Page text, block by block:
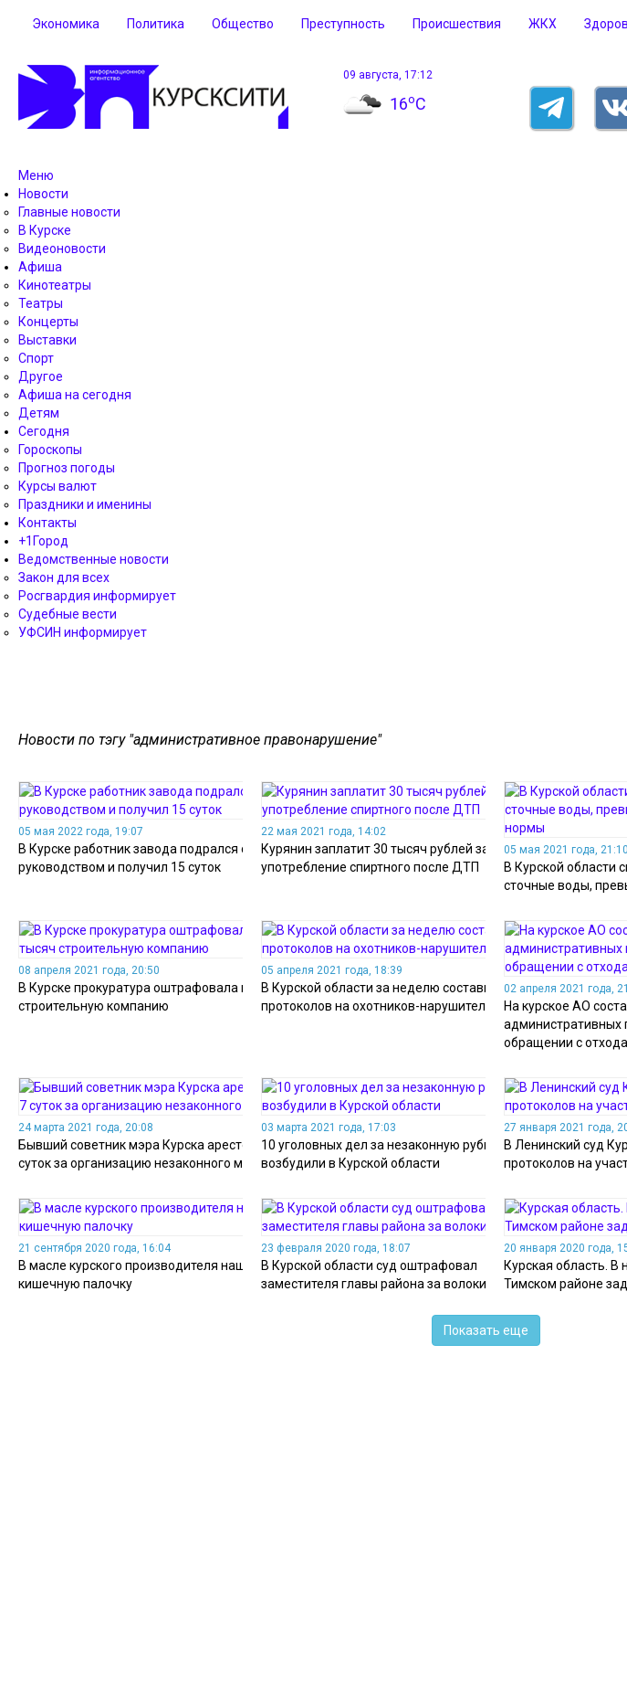
Экономика Политика Общество Преступность Происшествия ЖКХ
09 августа, 17:12
16oC
Меню
Новости
Главные новости
В Курске
Видеоновости
Афиша
Кинотеатры
Театры
Концерты
Выставки
Спорт
Другое
Афиша на сегодня
Детям
Сегодня
Гороскопы
Прогноз погоды
Курсы валют
Праздники и именины
Контакты
+1Город
Ведомственные новости
Закон для всех
Росгвардия информирует
Судебные вести
УФСИН информирует
Новости по тэгу "административное правонарушение"
05 мая 2022 года, 19:07
В Курске работник завода подрался с
руководством и получил 15 суток
22 мая 2021 года, 14:02
Курянин заплатит 30 тысяч рублей за
употребление спиртного после ДТП
05 мая 2021 года, 21:10
В Курской области
сточные воды,
08 апреля 2021 года, 20:50
В Курске прокуратура оштрафовала на 10 тысяч
строительную компанию
05 апреля 2021 года, 18:39
В Курской области за неделю составили 47
протоколов на охотников-нарушителей
02 апреля 2021 года,
На курское АО
административных
обращении с
24 марта 2021 года, 20:08
Бывший советник мэра Курска арестован на 7
суток за организацию незаконного митинга
03 марта 2021 года, 17:03
10 уголовных дел за незаконную рубку леса
возбудили в Курской области
27 января 2021 года,
В Ленинский суд
протоколов на
21 сентября 2020 года, 16:04
В масле курского производителя нашли
кишечную палочку
23 февраля 2020 года, 18:07
В Курской области суд оштрафовал
заместителя главы района за волокиту
20 января 2020 года,
Курская область. В
Тимском районе
Показать еще